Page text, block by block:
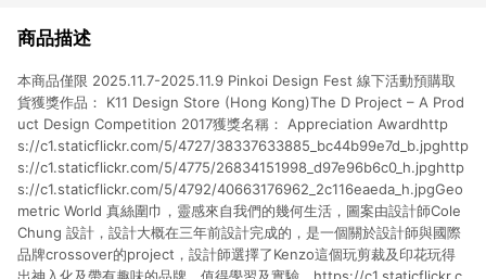
商品描述
本商品僅限 2025.11.7-2025.11.9 Pinkoi Design Fest 線下活動預購取
貨獲獎作品： K11 Design Store (Hong Kong)The D Project – A Prod
uct Design Competition 2017獲獎名稱： Appreciation Awardhttp
s://c1.staticflickr.com/5/4727/38337633885_bc44b99e7d_b.jpghttp
s://c1.staticflickr.com/5/4775/26834151998_d97e96b6c0_h.jpghttp
s://c1.staticflickr.com/5/4792/40663176962_2c116eaeda_h.jpgGeo
metric World 真絲圍巾，靈感來自我們的幾何生活，圖案由設計師Cole
Chung 設計，設計大概在三年前設計完成的，是一個關於設計師與國際
品牌crossover的project，設計師選擇了Kenzo這個玩剪裁及印花玩得